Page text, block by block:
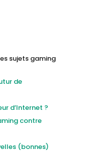
sujets gaming
de
d’Internet ?
contre
(bonnes)